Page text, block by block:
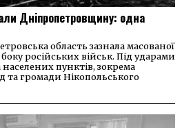
Дніпропетровщину: одна
область зазнала масованої
російських військ. Під ударами
пунктів, зокрема
та громади Нікопольського